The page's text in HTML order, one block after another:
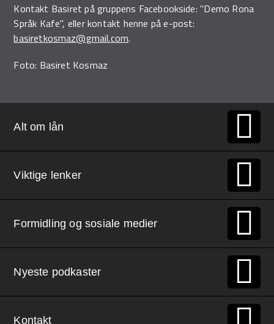
Kontakt Basiret på gruppens Facebookside: "Demo Rona
Språk Kafe", eller kontakt henne på e-post:
basiretkosmaz@gmail.com.
Foto: Basiret Kosmaz
Alt om lån
Viktige lenker
Formidling og sosiale medier
Nyeste podkaster
Kontakt